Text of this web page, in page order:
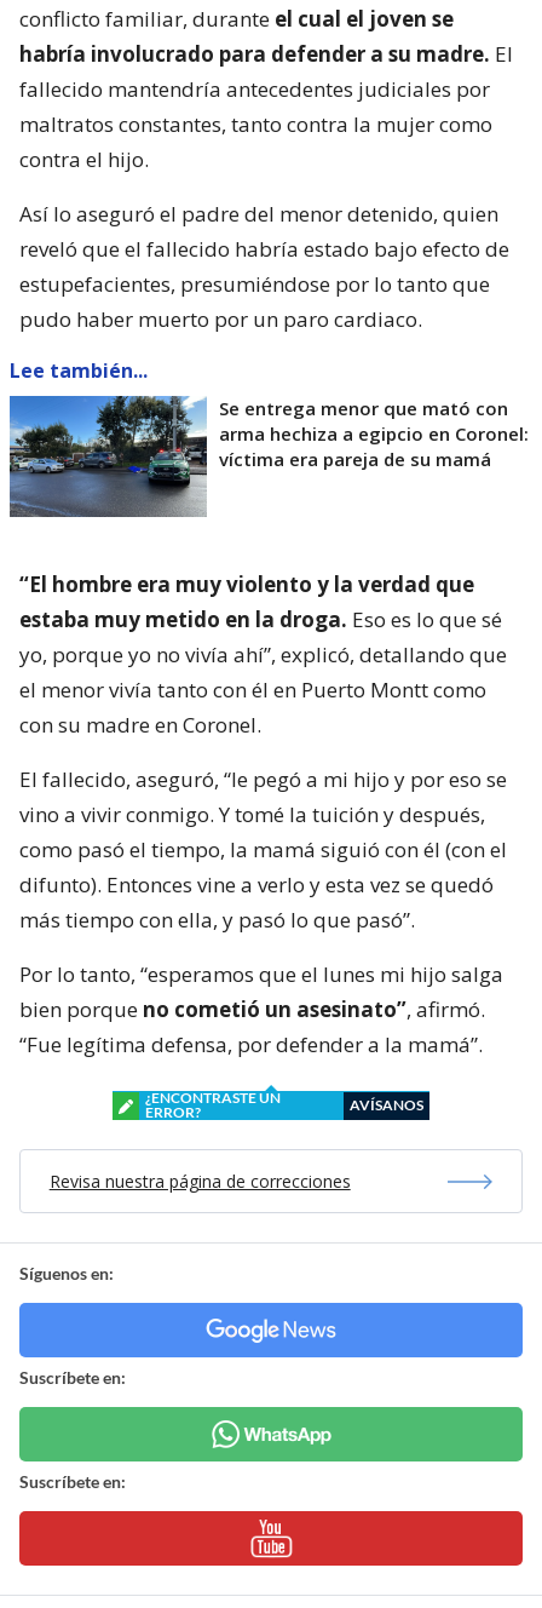
conflicto familiar, durante el cual el joven se
habría involucrado para defender a su madre. El
fallecido mantendría antecedentes judiciales por
maltratos constantes, tanto contra la mujer como
contra el hijo.
Así lo aseguró el padre del menor detenido, quien
reveló que el fallecido habría estado bajo efecto de
estupefacientes, presumiéndose por lo tanto que
pudo haber muerto por un paro cardiaco.
Lee también...
Se entrega menor que mató con
arma hechiza a egipcio en Coronel:
víctima era pareja de su mamá
“El hombre era muy violento y la verdad que
estaba muy metido en la droga. Eso es lo que sé
yo, porque yo no vivía ahí”, explicó, detallando que
el menor vivía tanto con él en Puerto Montt como
con su madre en Coronel.
El fallecido, aseguró, “le pegó a mi hijo y por eso se
vino a vivir conmigo. Y tomé la tuición y después,
como pasó el tiempo, la mamá siguió con él (con el
difunto). Entonces vine a verlo y esta vez se quedó
más tiempo con ella, y pasó lo que pasó”.
Por lo tanto, “esperamos que el lunes mi hijo salga
bien porque no cometió un asesinato”, afirmó.
“Fue legítima defensa, por defender a la mamá”.
¿ENCONTRASTE UN
ERROR?
AVÍSANOS
Revisa nuestra página de correcciones
Síguenos en:
Suscríbete en:
Suscríbete en: